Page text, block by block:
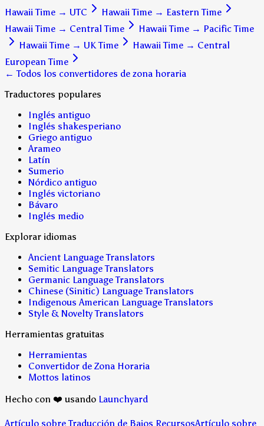
Hawaii Time → UTC Hawaii Time → Eastern Time
Hawaii Time → Central Time Hawaii Time → Pacific Time
Hawaii Time → UK Time Hawaii Time → Central
European Time
← Todos los convertidores de zona horaria
Traductores populares
Inglés antiguo
Inglés shakesperiano
Griego antiguo
Arameo
Latín
Sumerio
Nórdico antiguo
Inglés victoriano
Bávaro
Inglés medio
Explorar idiomas
Ancient Language Translators
Semitic Language Translators
Germanic Language Translators
Chinese (Sinitic) Language Translators
Indigenous American Language Translators
Style & Novelty Translators
Herramientas gratuitas
Herramientas
Convertidor de Zona Horaria
Mottos latinos
Hecho con ❤️ usando Launchyard
Artículo sobre Traducción de Bajos RecursosArtículo sobre